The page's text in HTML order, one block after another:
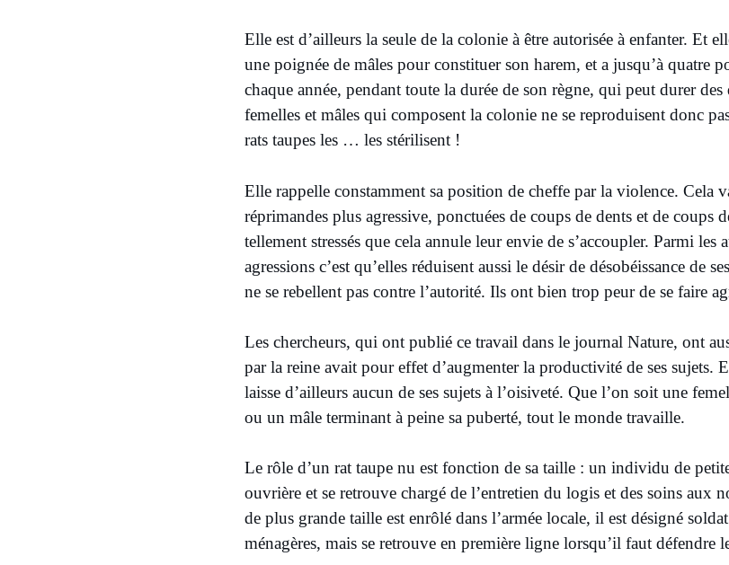
Elle est d’ailleurs la seule de la colonie à être autorisée à enfanter. Et
une poignée de mâles pour constituer son harem, et a jusqu’à quatre
chaque année, pendant toute la durée de son règne, qui peut durer des
femelles et mâles qui composent la colonie ne se reproduisent donc
rats taupes les … les stérilisent !
Elle rappelle constamment sa position de cheffe par la violence. Cela
réprimandes plus agressive, ponctuées de coups de dents et de coups
tellement stressés que cela annule leur envie de s’accoupler. Parmi les
agressions c’est qu’elles réduisent aussi le désir de désobéissance de
ne se rebellent pas contre l’autorité. Ils ont bien trop peur de se faire
Les chercheurs, qui ont publié ce travail dans le journal Nature, ont
par la reine avait pour effet d’augmenter la productivité de ses sujets.
laisse d’ailleurs aucun de ses sujets à l’oisiveté. Que l’on soit une
ou un mâle terminant à peine sa puberté, tout le monde travaille. ​
Le rôle d’un rat taupe nu est fonction de sa taille : un individu de
ouvrière et se retrouve chargé de l’entretien du logis et des soins aux
de plus grande taille est enrôlé dans l’armée locale, il est désigné
ménagères, mais se retrouve en première ligne lorsqu’il faut défendre